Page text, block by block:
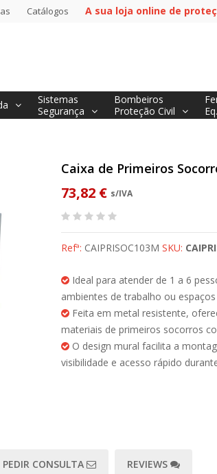
Catálogos A sua loja online de
Sistemas
Segurança
Bombeiros
Proteção Civil
Caixa de Primeiros
73,82 € s/IVA
Refª: CAIPRISOC103M SKU:
Ideal para atender de 1 a 6
ambientes de trabalho ou
Feita em metal resistente,
materiais de primeiros socorros
O design mural facilita a
visibilidade e acesso rápido
PEDIR CONSULTA REVIEWS